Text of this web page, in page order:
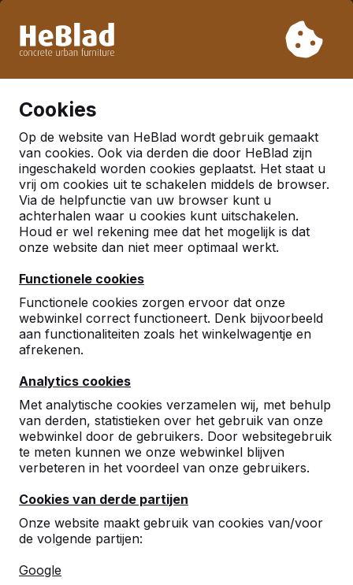
week 33. Houdt u daarom rekening met langere levertijden.
Cookies
Op de website van HeBlad wordt gebruik gemaakt
van cookies. Ook via derden die door HeBlad zijn
ingeschakeld worden cookies geplaatst. Het staat u
vrij om cookies uit te schakelen middels de browser.
Via de helpfunctie van uw browser kunt u
achterhalen waar u cookies kunt uitschakelen.
Houd er wel rekening mee dat het mogelijk is dat
onze website dan niet meer optimaal werkt.
Functionele cookies
Functionele cookies zorgen ervoor dat onze
webwinkel correct functioneert. Denk bijvoorbeeld
aan functionaliteiten zoals het winkelwagentje en
afrekenen.
Analytics cookies
Met analytische cookies verzamelen wij, met behulp
van derden, statistieken over het gebruik van onze
webwinkel door de gebruikers. Door websitegebruik
te meten kunnen we onze webwinkel blijven
verbeteren in het voordeel van onze gebruikers.
Cookies van derde partijen
Onze website maakt gebruik van cookies van/voor
de volgende partijen:
Google
Al meer dan 30.000 producten verkocht
Accessoires
Picknicksets
Rechte bamboe plank
€ 60,00 excl. BTW
Product bekijken